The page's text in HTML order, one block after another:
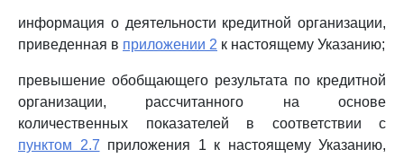
информация о деятельности кредитной организации,
приведенная в приложении 2 к настоящему Указанию;
превышение обобщающего результата по кредитной
организации, рассчитанного на основе
количественных показателей в соответствии с
пунктом 2.7 приложения 1 к настоящему Указанию,